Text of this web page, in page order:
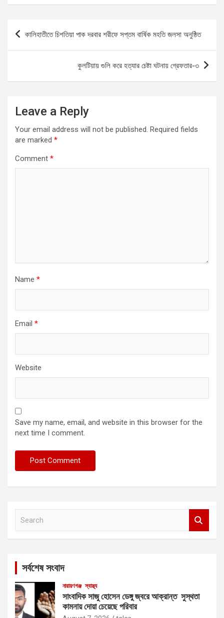
ce
b
o
ail at
A
p
p
se
g
er
ar
Post
কালিহাতীতে চিশতিয়া পাক দরবার শরীফে সপ্তম বার্ষিক মহতি জলসা অনুষ্ঠিত
কুলটিয়ায় গুলি করে হত্যার চেষ্টা ঘটনায় গ্রেফতার-৩
Leave a Reply
Your email address will not be published. Required fields
are marked *
Comment *
Name *
Email *
Website
Save my name, email, and website in this browser for the
next time I comment.
সর্বশেষ সংবাদ
নারায়ণগঞ্জ স্বাস্থ্য
সাংবাদিক সাজু হোসেন ডেঙ্গু জ্বরে আক্রান্ত সুস্থতা
কামনায় দোয়া চেয়েছে পরিবার